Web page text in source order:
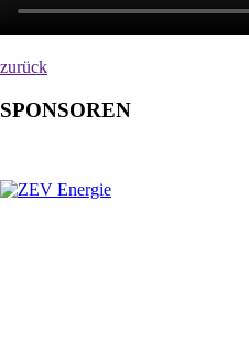
zurück
SPONSOREN